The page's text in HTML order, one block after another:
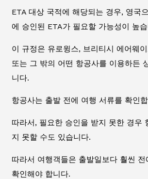
ETA 대상 국적에 해당되는 경우, 영국
에 승인된 ETA가 필요할 가능성이 높
이 규정은 유로윙스, 브리티시 에어웨
또는 그 밖의 어떤 항공사를 이용하든
니다.
항공사는 출발 전에 여행 서류를 확인
따라서, 필요한 승인을 받지 못한 경우
지 못할 수도 있습니다.
따라서 여행객들은 출발일보다 훨씬
확인해야 합니다.